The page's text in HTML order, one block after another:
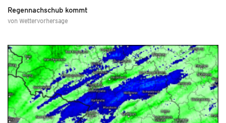
Regennachschub kommt
von Wettervorhersage